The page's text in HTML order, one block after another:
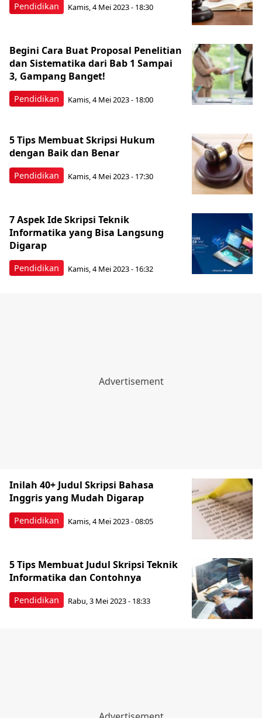
Pendidikan Kamis, 4 Mei 2023 - 18:30
Pendidikan
Begini Cara Buat Proposal Penelitian
dan Sistematika dari Bab 1 Sampai
3, Gampang Banget!
Kamis, 4 Mei 2023 - 18:00
Pendidikan
5 Tips Membuat Skripsi Hukum
dengan Baik dan Benar
Kamis, 4 Mei 2023 - 17:30
Pendidikan
7 Aspek Ide Skripsi Teknik
Informatika yang Bisa Langsung
Digarap
Kamis, 4 Mei 2023 - 16:32
Pendidikan
Inilah 40+ Judul Skripsi Bahasa
Inggris yang Mudah Digarap
Kamis, 4 Mei 2023 - 08:05
Pendidikan
5 Tips Membuat Judul Skripsi Teknik
Informatika dan Contohnya
Rabu, 3 Mei 2023 - 18:33